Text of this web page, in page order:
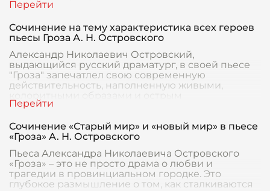
Сочинение на тему характеристика всех героев
пьесы Гроза А. Н. Островского
Александр Николаевич Островский,
выдающийся русский драматург, в своей пьесе
"Гроза" запечатлел свою современную
действительность, наполненную живыми,
колоритными образами и острым
Сочинение «Старый мир» и «новый мир» в пьесе
«Гроза» А. Н. Островского
Пьеса Александра Николаевича Островского
«Гроза» – это не просто драма о любви и
трагедии в провинциальном городке. Это
глубокое размышление о том, как сталкиваются